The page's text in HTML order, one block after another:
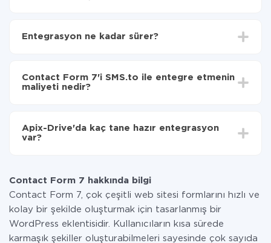
aktarılacağını seçin
SMS.to'ye aktarılacaktır.
Entegrasyon ne kadar sürer?
olarak, 10-15 dakika sürer.
Contact Form 7'i SMS.to ile entegre etmenin
maliyeti nedir?
Hizmetimiz aracılığıyla yalnızca bir sisteminizden
diğerine aktarılan veri miktarı için ödeme yaparsınız.
Apix-Drive'da kaç tane hazır entegrasyon
var?
Contact Form 7 hakkında bilgi
Contact Form 7, çok çeşitli web sitesi formlarını hızlı ve
kolay bir şekilde oluşturmak için tasarlanmış bir
WordPress eklentisidir. Kullanıcıların kısa sürede
karmaşık şekiller oluşturabilmeleri sayesinde çok sayıda